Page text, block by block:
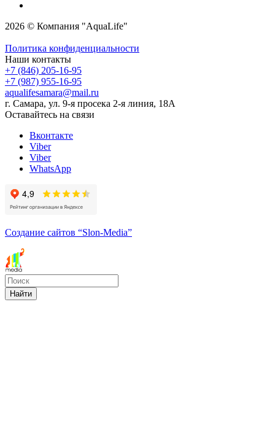
2026 © Компания "AquaLife"
Политика конфиденциальности
Наши контакты
+7 (846) 205-16-95
+7 (987) 955-16-95
aqualifesamara@mail.ru
г. Самара, ул. 9-я просека 2-я линия, 18А
Оставайтесь на связи
Вконтакте
Viber
Viber
WhatsApp
Создание сайтов “Slon-Media”
Найти